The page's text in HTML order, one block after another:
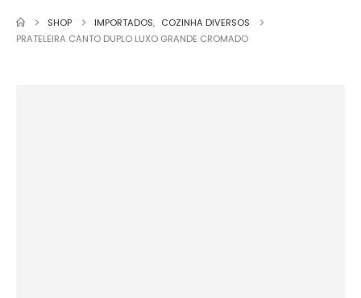
SHOP IMPORTADOS, COZINHA DIVERSOS
PRATELEIRA CANTO DUPLO LUXO GRANDE CROMADO